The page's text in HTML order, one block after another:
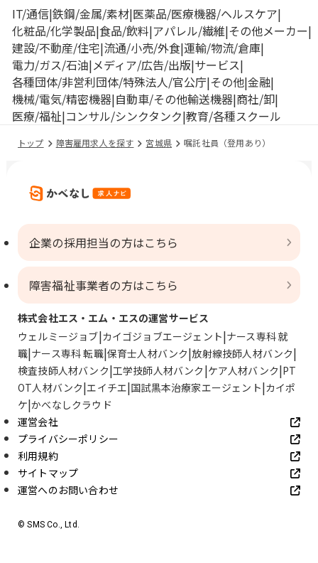
IT/通信 鉄鋼/金属/素材 医薬品/医療機器/ヘルスケア
化粧品/化学製品 食品/飲料 アパレル/繊維 その他メーカー
建設/不動産/住宅 流通/小売/外食 運輸/物流/倉庫
電力/ガス/石油 メディア/広告/出版 サービス
各種団体/非営利団体/特殊法人/官公庁 その他 金融
機械/電気/精密機器 自動車/その他輸送機器 商社/卸
医療/福祉 コンサル/シンクタンク 教育/各種スクール
トップ 障害雇用求人を探す 宮城県 嘱託社員（登用あり）
企業の採用担当の方はこちら
障害福祉事業者の方はこちら
株式会社エス・エム・エスの運営サービス
ウェルミージョブ カイゴジョブエージェント ナース専科 就
職 ナース専科 転職 保育士人材バンク 放射線技師人材バンク
検査技師人材バンク 工学技師人材バンク ケア人材バンク PT
OT人材バンク エイチエ 国試黒本治療家エージェント カイポ
ケ かべなしクラウド
運営会社
プライバシーポリシー
利用規約
サイトマップ
運営へのお問い合わせ
© SMS Co., Ltd.